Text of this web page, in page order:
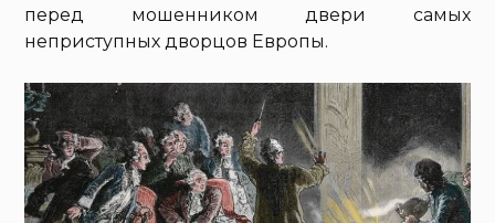
перед мошенником двери самых
неприступных дворцов Европы.